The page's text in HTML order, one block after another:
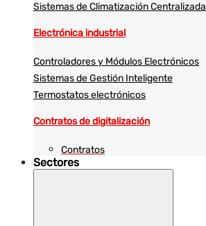
Sistemas de Climatización Centralizada
Electrónica industrial
Controladores y Módulos Electrónicos
Sistemas de Gestión Inteligente
Termostatos electrónicos
Contratos de digitalización
Contratos
Sectores